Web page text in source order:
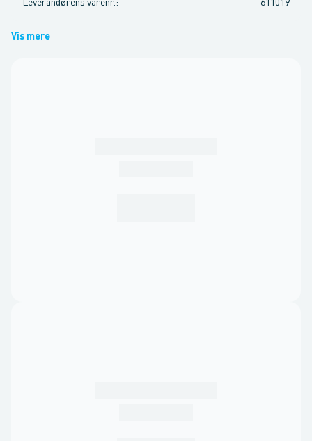
Leverandørens varenr. : 611019
Vis mere